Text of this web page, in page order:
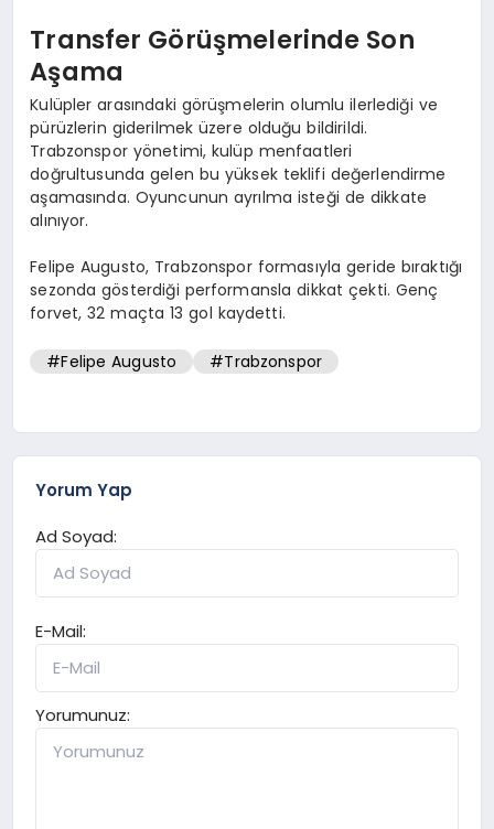
Transfer Görüşmelerinde Son
Aşama
Kulüpler arasındaki görüşmelerin olumlu ilerlediği ve
pürüzlerin giderilmek üzere olduğu bildirildi.
Trabzonspor yönetimi, kulüp menfaatleri
doğrultusunda gelen bu yüksek teklifi değerlendirme
aşamasında. Oyuncunun ayrılma isteği de dikkate
alınıyor.
Felipe Augusto, Trabzonspor formasıyla geride bıraktığı
sezonda gösterdiği performansla dikkat çekti. Genç
forvet, 32 maçta 13 gol kaydetti.
#Felipe Augusto #Trabzonspor
Yorum Yap
Ad Soyad:
E-Mail:
Yorumunuz: